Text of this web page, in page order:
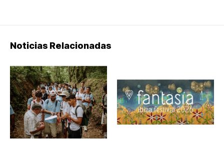
Noticias Relacionadas